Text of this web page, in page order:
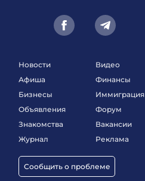
Новости
Афиша
Бизнесы
Объявления
Знакомства
Журнал
Сообщить о проблеме
Видео
Финансы
Иммиграция
Форум
Вакансии
Реклама